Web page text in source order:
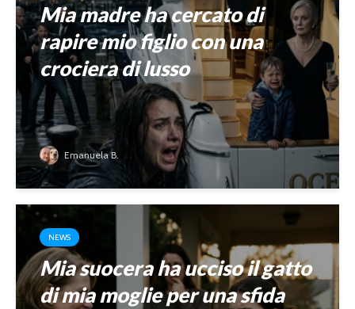
Mia madre ha cercato di
rapire mio figlio con una
crociera di lusso
Emanuela B.
NEWS
Mia suocera ha ucciso il gatto
di mia moglie per una sfida